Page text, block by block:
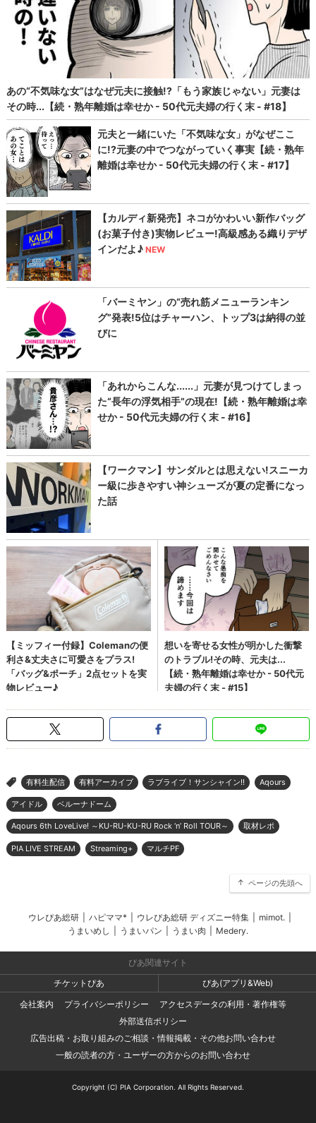
> 有料生配信 有料アーカイブ ラブライブ！サンシャイン!! Aqours
アイドル ベルーナドーム
Aqours 6th LoveLive! ～KU-RU-KU-RU Rock ‘n’ Roll TOUR～ 取材レポ
PIA LIVE STREAM Streaming+ マルチPF
ページの先頭へ
ウレぴあ総研 ハピママ* ウレぴあ総研 ディズニー特集 mimot.
うまいめし
うまいパン うまい肉 Medery.
ぴあ関連サイト
チケットぴあ
ぴあ(アプリ&Web)
会社案内
プライバシーポリシー
アクセスデータの利用・著作権等
外部送信ポリシー
広告出稿・お取り組みのご相談・情報掲載・その他お問い合わせ
一般の読者の方・ユーザーの方からのお問い合わせ
Copyright (C) PIA Corporation. All Rights Reserved.